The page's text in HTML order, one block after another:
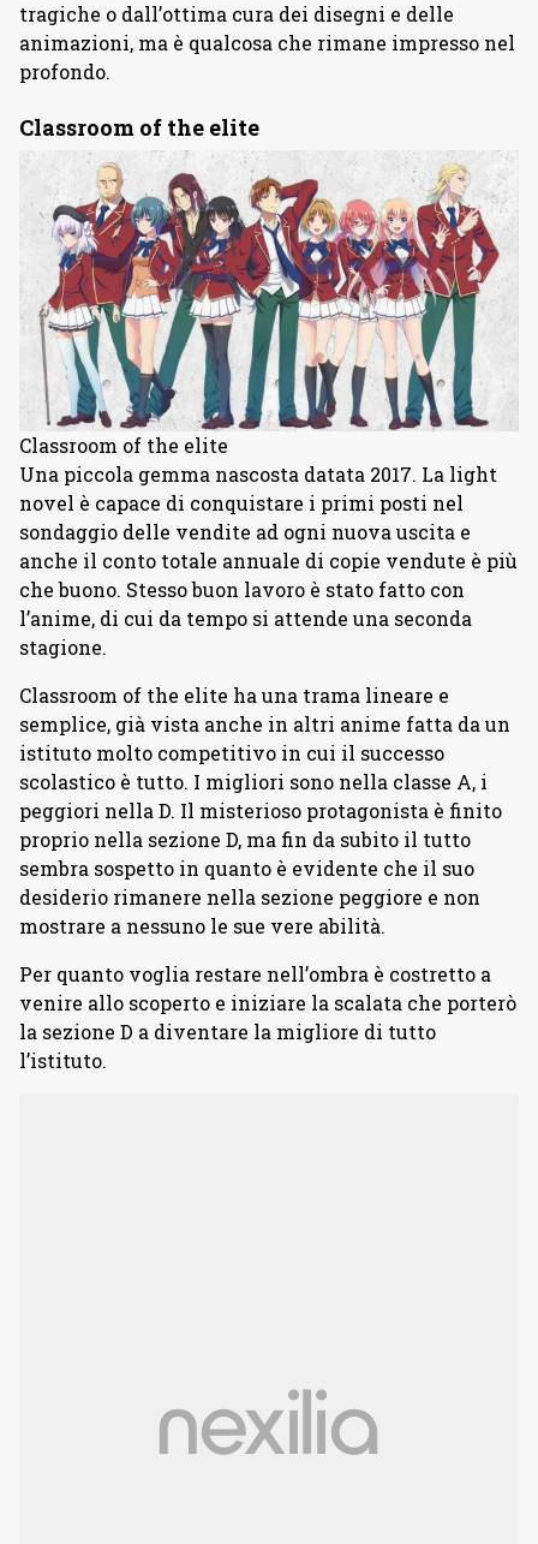
tragiche o dall’ottima cura dei disegni e delle
animazioni, ma è qualcosa che rimane impresso nel
profondo.
Classroom of the elite
Classroom of the elite
Una piccola gemma nascosta datata 2017. La light
novel è capace di conquistare i primi posti nel
sondaggio delle vendite ad ogni nuova uscita e
anche il conto totale annuale di copie vendute è più
che buono. Stesso buon lavoro è stato fatto con
l’anime, di cui da tempo si attende una seconda
stagione.
Classroom of the elite ha una trama lineare e
semplice, già vista anche in altri anime fatta da un
istituto molto competitivo in cui il successo
scolastico è tutto. I migliori sono nella classe A, i
peggiori nella D. Il misterioso protagonista è finito
proprio nella sezione D, ma fin da subito il tutto
sembra sospetto in quanto è evidente che il suo
desiderio rimanere nella sezione peggiore e non
mostrare a nessuno le sue vere abilità.
Per quanto voglia restare nell’ombra è costretto a
venire allo scoperto e iniziare la scalata che porterò
la sezione D a diventare la migliore di tutto
l’istituto.